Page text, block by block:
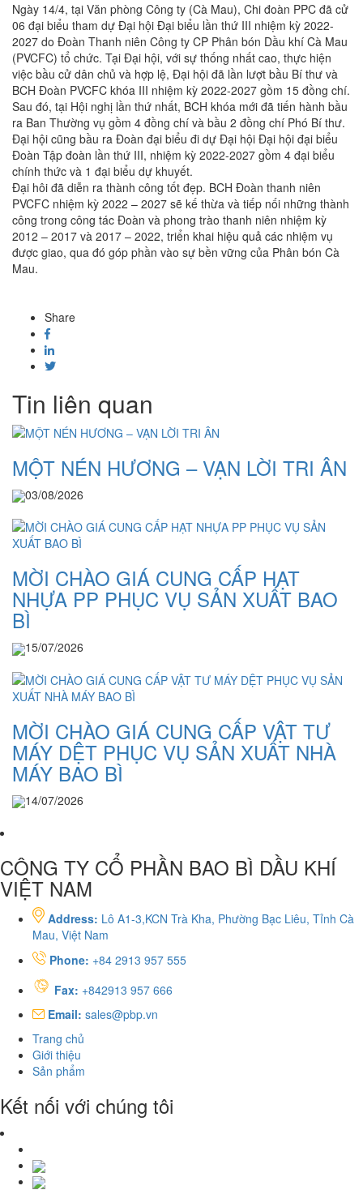
Ngày 14/4, tại Văn phòng Công ty (Cà Mau), Chi đoàn PPC đã cử
06 đại biểu tham dự Đại hội Đại biểu lần thứ III nhiệm kỳ 2022-
2027 do Đoàn Thanh niên Công ty CP Phân bón Dầu khí Cà Mau
(PVCFC) tổ chức. Tại Đại hội, với sự thống nhất cao, thực hiện
việc bầu cử dân chủ và hợp lệ, Đại hội đã lần lượt bầu Bí thư và
BCH Đoàn PVCFC khóa III nhiệm kỳ 2022-2027 gồm 15 đồng chí.
Sau đó, tại Hội nghị lần thứ nhất, BCH khóa mới đã tiến hành bầu
ra Ban Thường vụ gồm 4 đồng chí và bầu 2 đồng chí Phó Bí thư.
Đại hội cũng bầu ra Đoàn đại biểu đi dự Đại hội Đại hội đại biểu
Đoàn Tập đoàn lần thứ III, nhiệm kỳ 2022-2027 gồm 4 đại biểu
chính thức và 1 đại biểu dự khuyết.
Đại hôi đã diễn ra thành công tốt đẹp. BCH Đoàn thanh niên
PVCFC nhiệm kỳ 2022 – 2027 sẽ kế thừa và tiếp nối những thành
công trong công tác Đoàn và phong trào thanh niên nhiệm kỳ
2012 – 2017 và 2017 – 2022, triển khai hiệu quả các nhiệm vụ
được giao, qua đó góp phần vào sự bền vững của Phân bón Cà
Mau.
Share
Tin liên quan
MỘT NÉN HƯƠNG – VẠN LỜI TRI ÂN
03/08/2026
MỜI CHÀO GIÁ CUNG CẤP HẠT
NHỰA PP PHỤC VỤ SẢN XUẤT BAO
BÌ
15/07/2026
MỜI CHÀO GIÁ CUNG CẤP VẬT TƯ
MÁY DỆT PHỤC VỤ SẢN XUẤT NHÀ
MÁY BAO BÌ
14/07/2026
CÔNG TY CỔ PHẦN BAO BÌ DẦU KHÍ
VIỆT NAM
Address: Lô A1-3,KCN Trà Kha, Phường Bạc Liêu, Tỉnh Cà
Mau, Việt Nam
Phone: +84 2913 957 555
Fax: +842913 957 666
Email: sales@pbp.vn
Trang chủ
Giới thiệu
Sản phẩm
Kết nối với chúng tôi